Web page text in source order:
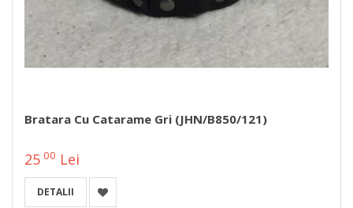
Bratara Cu Catarame Gri (JHN/B850/121)
25 00 Lei
DETALII